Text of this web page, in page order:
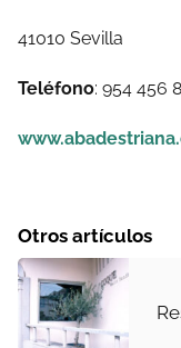
41010 Sevilla
Teléfono: 954 456
Otros artículos